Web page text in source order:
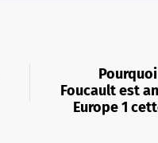
Foucault est
Europe 1